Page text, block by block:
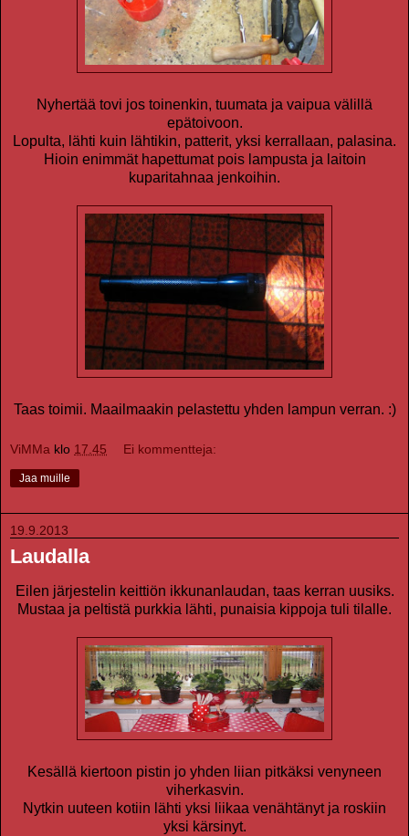
Nyhertää tovi jos toinenkin, tuumata ja vaipua välillä
epätoivoon.
Lopulta, lähti kuin lähtikin, patterit, yksi kerrallaan, palasina.
Hioin enimmät hapettumat pois lampusta ja laitoin
kuparitahnaa jenkoihin.
Taas toimii. Maailmaakin pelastettu yhden lampun verran. :)
ViMMa klo 17.45 Ei kommentteja:
Jaa muille
19.9.2013
Laudalla
Eilen järjestelin keittiön ikkunanlaudan, taas kerran uusiks.
Mustaa ja peltistä purkkia lähti, punaisia kippoja tuli tilalle.
Kesällä kiertoon pistin jo yhden liian pitkäksi venyneen
viherkasvin.
Nytkin uuteen kotiin lähti yksi liikaa venähtänyt ja roskiin
yksi kärsinyt.